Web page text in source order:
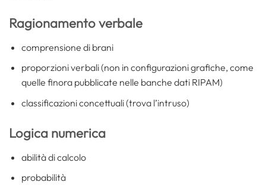
Ragionamento verbale
comprensione di brani
proporzioni verbali (non in configurazioni grafiche, come
quelle finora pubblicate nelle banche dati RIPAM)
classificazioni concettuali (trova l’intruso)
Logica numerica
abilità di calcolo
probabilità